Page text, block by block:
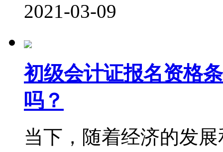
2021-03-09
初级会计证报名资格
吗？
当下，随着经济的发